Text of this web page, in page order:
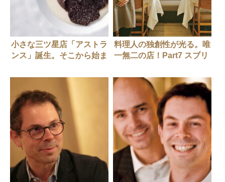
小さな三ツ星店「アストラ
ンス」誕生。そこから始ま
料理人の独創性が光る。唯
一無二の店！Part7 スブリ